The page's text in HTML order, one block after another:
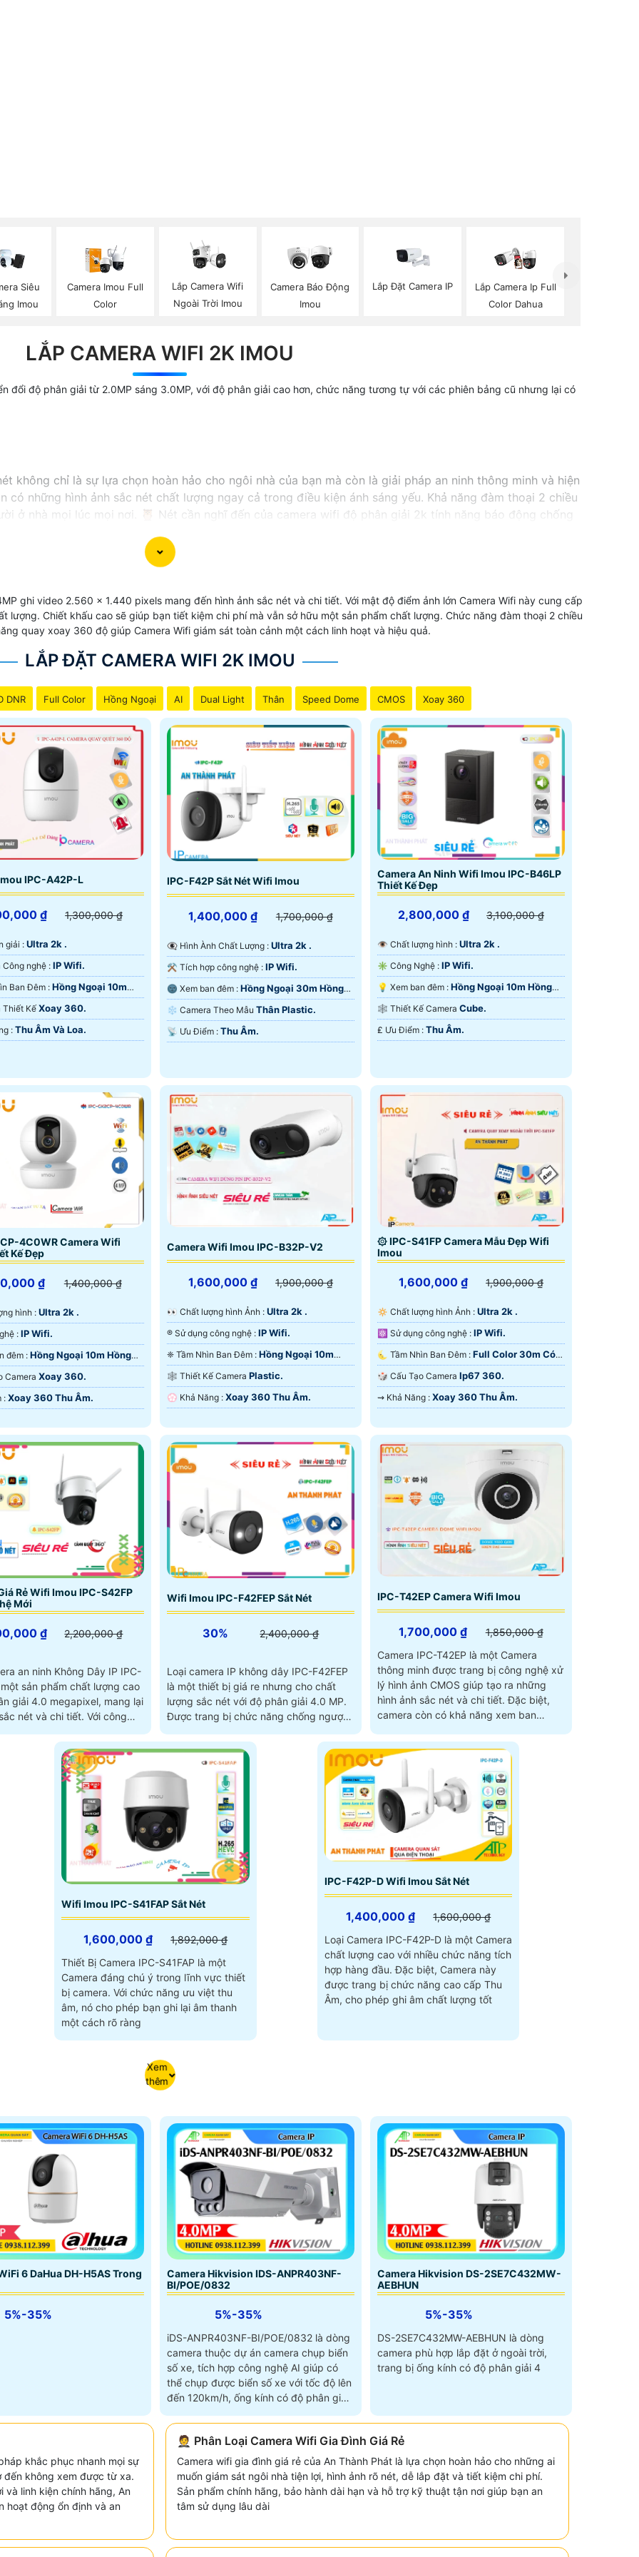
Siêu
Imou
Camera Imou Full
Color
Lắp Camera Wifi
Ngoài Trời Imou
Camera Báo Động
Imou
Lắp Đặt Camera IP
Lắp Camera Ip Full
Color Dahua
LẮP CAMERA WIFI 2K IMOU
đổi độ phân giải từ 2.0MP sáng 3.0MP, với độ phân giải cao hơn, chức năng tương tự với các phiên bảng cũ nhưng lại có
không chỉ là sự lựa chọn hoàn hảo cho ngôi nhà của bạn mà còn là giải pháp an ninh thông minh và hiện
có những hình ảnh sắc nét chất lượng ngay cả trong điều kiện ánh sáng yếu. Khả năng đàm thoại 2 chiều
ở nhà mọi lúc mọi nơi. 🦉 Nét cần nghĩ đến của camera wifi độ phân giải 2k tính năng báo động chống
hơn. Đây thực sự là dòng camera thông minh mà bạn không nên bỏ lỡ.
ghi video 2.560 x 1.440 pixels mang đến hình ảnh sắc nét và chi tiết. Với mật độ điểm ảnh lớn Camera Wifi này cung cấp
lượng. Chiết khấu cao sẽ giúp bạn tiết kiệm chi phí mà vẫn sở hữu một sản phẩm chất lượng. Chức năng đàm thoại 2 chiều
quay xoay 360 độ giúp Camera Wifi giám sát toàn cảnh một cách linh hoạt và hiệu quả.
LẮP ĐẶT CAMERA WIFI 2K IMOU
DNR Full Color Hồng Ngoại AI Dual Light Thân Speed Dome CMOS Xoay 360
IPC-A42P-L
₫ 1,300,000 ₫
giải : Ultra 2k .
⚒ Camera Công nghệ : IP Wifi.
🌚 Tầm Nhìn Ban Đêm : Hồng Ngoại 10m
Smart IR.
Thiết KếXoay 360.
️👮 Khả Năng : Thu Âm Và Loa.
IPC-F42P Sắt Nét Wifi Imou
1,400,000 ₫ 1,700,000 ₫
👁️‍🗨 Hình Ành Chất Lượng : Ultra 2k .
⚒ Tích hợp công nghệ : IP Wifi.
🌚 Xem ban đêm : Hồng Ngoại 30m Hồng
Ngoại Smart IR.
❄ Camera Theo Mẫu Thân Plastic.
️📡 Ưu Điểm : Thu Âm.
Camera An Ninh Wifi Imou IPC-B46LP
Thiết Kế Đẹp
2,800,000 ₫ 3,100,000 ₫
👁 Chất lượng hình : Ultra 2k .
✳️ Công Nghệ : IP Wifi.
💡 Xem ban đêm : Hồng Ngoại 10m Hồng
Ngoại SMD.
🕸️ Thiết Kế Camera Cube.
️₤ Ưu Điểm : Thu Âm.
4C0WR Camera Wifi
Kế Đẹp
₫ 1,400,000 ₫
hình : Ultra 2k .
🕉️ Công Nghệ : IP Wifi.
⭐ Xem ban đêm : Hồng Ngoại 10m Hồng
Camera Xoay 360.
️⌘ Ưu Điểm : Xoay 360 Thu Âm.
Camera Wifi Imou IPC-B32P-V2
1,600,000 ₫ 1,900,000 ₫
️👀 Chất lượng hình Ảnh : Ultra 2k .
®️ Sử dụng công nghệ : IP Wifi.
❈ Tầm Nhìn Ban Đêm : Hồng Ngoại 10m
Hồng Ngoại SMD.
🕸️ Thiết Kế Camera Plastic.
️💮 Khả Năng : Xoay 360 Thu Âm.
۞ IPC-S41FP Camera Mẫu Đẹp Wifi
Imou
1,600,000 ₫ 1,900,000 ₫
🔅 Chất lượng hình Ảnh : Ultra 2k .
⚛️ Sử dụng công nghệ : IP Wifi.
🌜 Tầm Nhìn Ban Đêm : Full Color 30m Có
Màu Ban Đêm.
🎲 Cấu Tạo Camera Ip67 360.
️⇝ Khả Năng : Xoay 360 Thu Âm.
Rẻ Wifi Imou IPC-S42FP
Mới
₫ 2,200,000 ₫
an ninh Không Dây IP IPC-
một sản phẩm chất lượng cao
giải 4.0 megapixel, mang lại
nét và chi tiết. Với công
Wifi Imou IPC-F42FEP Sắt Nét
30% 2,400,000 ₫
Loại camera IP không dây IPC-F42FEP
là một thiết bị giá re nhưng cho chất
lượng sắc nét với độ phân giải 4.0 MP.
Được trang bị chức năng chống ngược
IPC-T42EP Camera Wifi Imou
1,700,000 ₫
1,850,000 ₫
Camera IPC-T42EP là một Camera
thông minh được trang bị công nghệ xử
lý hình ảnh CMOS giúp tạo ra những
hình ảnh sắc nét và chi tiết. Đặc biệt,
camera còn có khả năng xem ban
Wifi Imou IPC-S41FAP Sắt Nét
1,600,000 ₫
1,892,000 ₫
Thiết Bị Camera IPC-S41FAP là một
Camera đáng chú ý trong lĩnh vực thiết
bị camera. Với chức năng ưu việt thu
âm, nó cho phép bạn ghi lại âm thanh
một cách rõ ràng
IPC-F42P-D Wifi Imou Sắt Nét
1,400,000 ₫
1,600,000 ₫
Loại Camera IPC-F42P-D là một Camera
chất lượng cao với nhiều chức năng tích
hợp hàng đầu. Đặc biệt, Camera này
được trang bị chức năng cao cấp Thu
Âm, cho phép ghi âm chất lượng tốt
Xem
thêm
6 DaHua DH-H5AS Trong
5%-35%
Camera Hikvision IDS-ANPR403NF-
BI/POE/0832
5%-35%
iDS-ANPR403NF-BI/POE/0832 là dòng
camera thuộc dự án camera chụp biển
số xe, tích hợp công nghệ AI giúp có
thể chụp được biển số xe với tốc độ lên
đến 120km/h, ống kính có độ phân giải
Camera Hikvision DS-2SE7C432MW-
AEBHUN
5%-35%
DS-2SE7C432MW-AEBHUN là dòng
camera phù hợp lắp đặt ở ngoài trời,
trang bị ống kính có độ phân giải 4
khắc phục nhanh mọi sự
đến không xem được từ xa.
và linh kiện chính hãng, An
hoạt động ổn định và an
🤵 Phân Loại Camera Wifi Gia Đình Giá Rẻ
Camera wifi gia đình giá rẻ của An Thành Phát là lựa chọn hoàn hảo cho những ai
muốn giám sát ngôi nhà tiện lợi, hình ảnh rõ nét, dễ lắp đặt và tiết kiệm chi phí.
Sản phẩm chính hãng, bảo hành dài hạn và hỗ trợ kỹ thuật tận nơi giúp bạn an
tâm sử dụng lâu dài